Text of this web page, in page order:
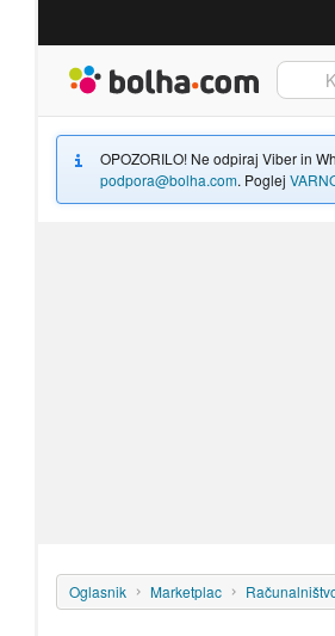
OPOZORILO! Ne odpiraj Viber in
podpora@bolha.com. Poglej
Oglasnik Marketplac